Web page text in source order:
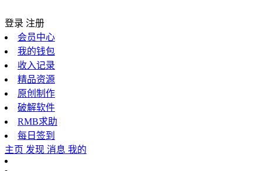
登录 注册
会员中心
我的钱包
收入记录
精品资源
原创制作
破解软件
RMB求助
每日签到
主页 发现 消息 我的